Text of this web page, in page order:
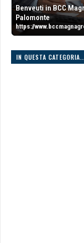
Benveuti in BCC
Palomonte
https://
IN QUESTA